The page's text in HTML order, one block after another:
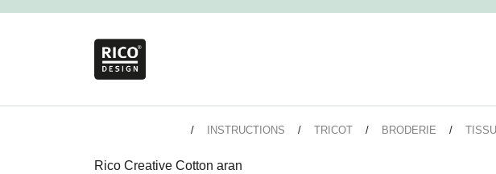
INSTRUCTIONS TRICOT BRODERIE
Rico Creative Cotton aran